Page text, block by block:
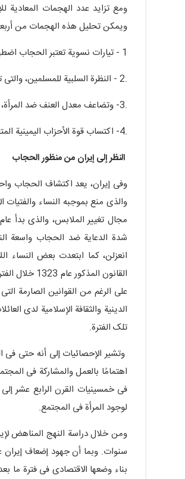
ومع تزاید عدد الهجمات المعادیة
ویمکن تحلیل هذه الهجمات من
1 - تیارات نسویة تعتبر الحجاب اضطهادا للمرأة وانتهاکا لحقوقها.
.2 - النظرة السلبیة للمسلمین، والتی تزایدت خاصة بعد الهجمات الإرهابیة.
.3- وتضاعف معدل العنف ضد المرأة، خاصة بعد انتشار کورونا.
.4- اکتساب قوة الأحزاب الیمینیة المتطرفة فی العالم والتی یتمثل جوهرها المرکزی فی مناهضة الهجرة.
النظر إلى إیران من منظور الحجاب
والذی منع بموجبه النساء
شدة الدعایة ضد الحجاب واسعة
انعزلن، کما ابتعدت بعض النساء
القانون
على الرغم من القوانین الصارمة
الدینیة والثقافة الإسلامیة لدى
تلک الفترة.
وتشیر الإحصائیات إلى أنه حتى فی
لوجود المرأة فی المجتمع.
سنوات. وبما أن جهود إضعاف إیران
بناء وضعها الاقتصادی فی فترة ما